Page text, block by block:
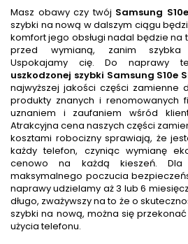
Masz obawy czy twój Samsung
szybki na nową w dalszym ciągu
komfort jego obsługi nadal będzie na
przed wymianą, zanim szybka
Uspokajamy cię. Do naprawy
uszkodzonej szybki Samsung S10e
najwyższej jakości części zamienne
produkty znanych i renomowanych
uznaniem i zaufaniem wśród
Atrakcyjna cena naszych części
kosztami robocizny sprawiają, że
każdy telefon, czyniąc wymianę
cenowo na każdą kieszeń. Dla
maksymalnego poczucia
naprawy udzielamy aż 3 lub 6
długo, zważywszy na to że o
szybki na nową, można się
użycia telefonu.